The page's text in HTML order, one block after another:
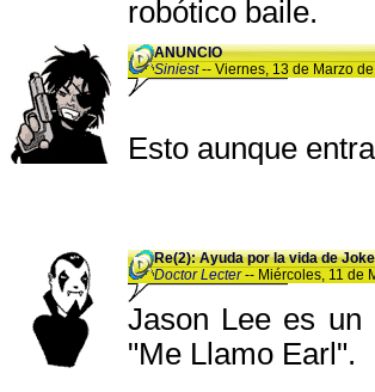
robótico baile.
ANUNCIO
Siniest-- Viernes, 13 de Marzo
Esto aunque
Re(2): Ayuda por la vida de
Doctor Lecter-- Miércoles, 11 de
Jason Lee es un
"Me Llamo Earl".